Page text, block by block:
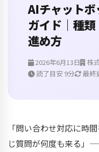
AIチャット
ガイド｜種
進め方
2026年6月13日
株
読了目安 9分
最終
「問い合わせ対応に時
じ質問が何度も来る」